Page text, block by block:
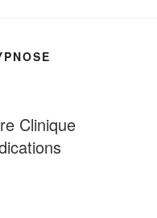
Clinique